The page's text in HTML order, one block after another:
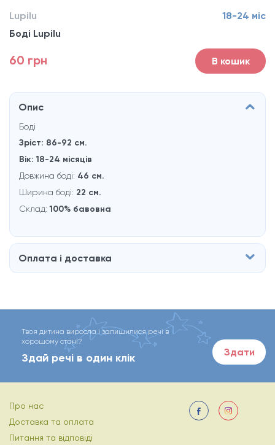
Lupilu
18-24 міс
Боді Lupilu
60 грн В кошик
Опис
Боді
Зріст: 86-92 см.
Вік: 18-24 місяців
Довжина боді: 46 см.
Ширина боді: 22 см.
Склад:100% бавовна
Оплата і доставка
Твоя дитина виросла і залишилися речі в
хорошому стані?
Здай речі в один клік Здати
Про нас
Доставка та оплата
Питання та відповіді